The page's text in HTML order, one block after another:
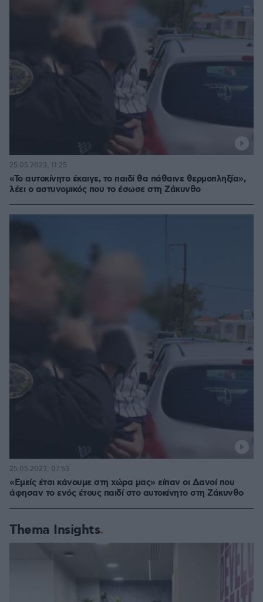
«Το αυτοκίνητο έκαιγε, το παιδί θα πάθαινε θερμοπληξία»,
λέει ο αστυνομικός που το έσωσε στη Ζάκυνθο
25.05.2023, 11:25
«Εμείς έτσι κάνουμε στη χώρα μας» είπαν οι Δανοί που
άφησαν το ενός έτους παιδί στο αυτοκίνητο στη Ζάκυνθο
25.05.2023, 07:53
Thema Insights